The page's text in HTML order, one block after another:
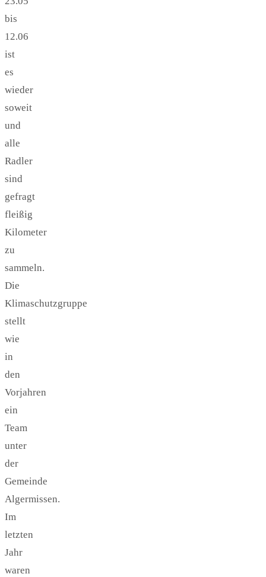
bis
12.06
ist
es
wieder
soweit
und
alle
Radler
sind
gefragt
fleißig
Kilometer
zu
sammeln.
Die
Klimaschutzgruppe
stellt
wie
in
den
Vorjahren
ein
Team
unter
der
Gemeinde
Algermissen.
Im
letzten
Jahr
waren